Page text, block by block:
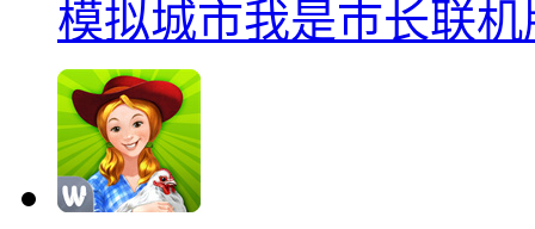
模拟城市我是巿长联机